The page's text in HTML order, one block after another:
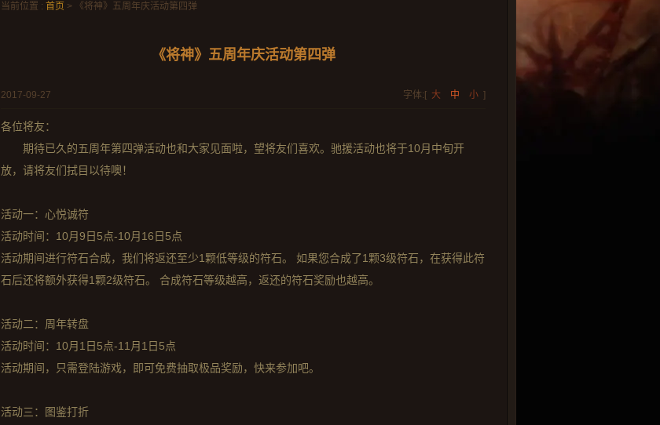
当前位置 : 首页 > 《将神》五周年庆活动第四弹
《将神》五周年庆活动第四弹
2017-09-27 字体:[ 大 中 小 ]
各位将友：
期待已久的五周年第四弹活动也和大家见面啦，望将友们喜欢。驰援活动也将于10月中旬开
放，请将友们拭目以待噢！
活动一：心悦诚符
活动时间：10月9日5点-10月16日5点
活动期间进行符石合成，我们将返还至少1颗低等级的符石。 如果您合成了1颗3级符石，在获得此符
石后还将额外获得1颗2级符石。 合成符石等级越高，返还的符石奖励也越高。
活动二：周年转盘
活动时间：10月1日5点-11月1日5点
活动期间，只需登陆游戏，即可免费抽取极品奖励，快来参加吧。
活动三：图鉴打折